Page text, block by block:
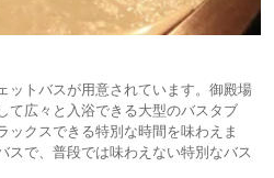
ットバスが用意されています。御殿場
て広々と入浴できる大型のバスタブ
ックスできる特別な時間を味わえま
スで、普段では味わえない特別なバス